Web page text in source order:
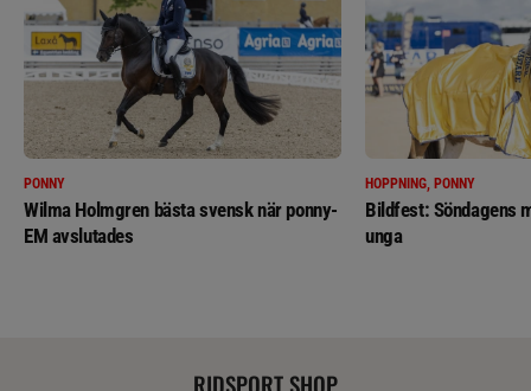
PONNY
Wilma Holmgren bästa svensk när ponny-
EM avslutades
HOPPNING, PONNY
Bildfest: Söndagens
unga
RIDSPORT SHOP